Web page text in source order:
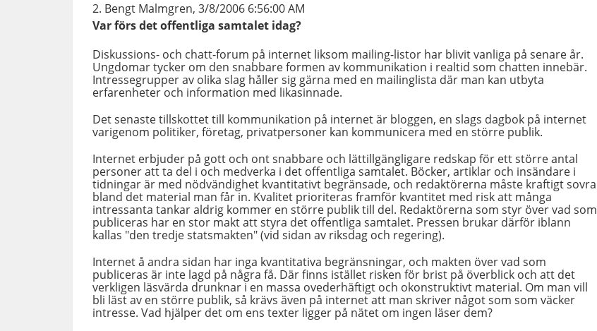
Bengt Malmgren, 3/8/2006 6:56:00 AM
Var förs det offentliga samtalet idag?
Diskussions- och chatt-forum på internet liksom mailing-listor har blivit vanliga på senare år.
Ungdomar tycker om den snabbare formen av kommunikation i realtid som chatten innebär.
Intressegrupper av olika slag håller sig gärna med en mailinglista där man kan utbyta
erfarenheter och information med likasinnade.
Det senaste tillskottet till kommunikation på internet är bloggen, en slags dagbok på internet
varigenom politiker, företag, privatpersoner kan kommunicera med en större publik.
Internet erbjuder på gott och ont snabbare och lättillgängligare redskap för ett större antal
personer att ta del i och medverka i det offentliga samtalet. Böcker, artiklar och insändare i
tidningar är med nödvändighet kvantitativt begränsade, och redaktörerna måste kraftigt sovra
bland det material man får in. Kvalitet prioriteras framför kvantitet med risk att många
intressanta tankar aldrig kommer en större publik till del. Redaktörerna som styr över vad som
publiceras har en stor makt att styra det offentliga samtalet. Pressen brukar därför iblann
kallas "den tredje statsmakten" (vid sidan av riksdag och regering).
Internet å andra sidan har inga kvantitativa begränsningar, och makten över vad som
publiceras är inte lagd på några få. Där finns istället risken för brist på överblick och att det
verkligen läsvärda drunknar i en massa ovederhäftigt och okonstruktivt material. Om man vill
bli läst av en större publik, så krävs även på internet att man skriver något som som väcker
intresse. Vad hjälper det om ens texter ligger på nätet om ingen läser dem?